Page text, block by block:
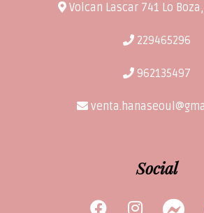
Volcan Lascar 741 Lo
229465296
962135497
Social